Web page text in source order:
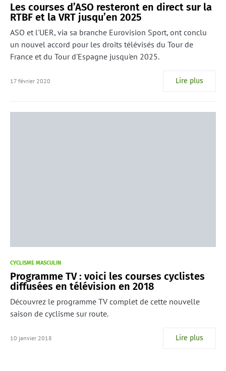
Les courses d’ASO resteront en direct sur la
RTBF et la VRT jusqu’en 2025
ASO et l'UER, via sa branche Eurovision Sport, ont conclu
un nouvel accord pour les droits télévisés du Tour de
France et du Tour d'Espagne jusqu'en 2025.
17 février 2020 Lire plus
CYCLISME MASCULIN
Programme TV : voici les courses cyclistes
diffusées en télévision en 2018
Découvrez le programme TV complet de cette nouvelle
saison de cyclisme sur route.
10 janvier 2018 Lire plus